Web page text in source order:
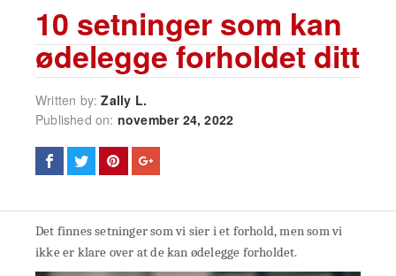
10 setninger som kan
ødelegge forholdet ditt
Written by:Zally L.
Published on: november 24, 2022
Det finnes setninger som vi sier i et forhold, men som vi
ikke er klare over at de kan ødelegge forholdet.